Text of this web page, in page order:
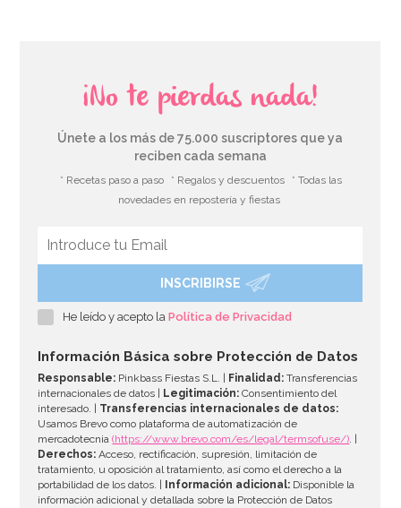
¡No te pierdas nada!
Únete a los más de 75.000 suscriptores que ya
reciben cada semana
* Recetas paso a paso * Regalos y descuentos
* Todas las
novedades en repostería y fiestas
INSCRIBIRSE
He leído y acepto laPolítica de Privacidad
Información Básica sobre Protección de Datos
Responsable: Pinkbass Fiestas S.L. | Finalidad: Transferencias
internacionales de datos |
Legitimación: Consentimiento del
interesado. | Transferencias internacionales de datos:
Usamos Brevo como plataforma de automatización de
mercadotecnia(https://www.brevo.com/es/legal/termsofuse/). |
Derechos: Acceso, rectificación, supresión, limitación de
tratamiento, u oposición al tratamiento, así como el derecho a la
portabilidad de los datos. |
Información adicional: Disponible la
información adicional y detallada sobre la Protección de Datos